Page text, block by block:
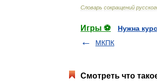
Словарь сокращений
Игры ⚽
Нужна
МКПК
Смотреть что